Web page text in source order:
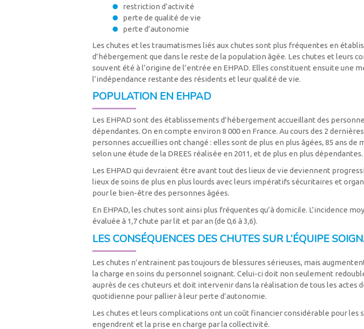
restriction d’activité
perte de qualité de vie
perte d’autonomie
Les chutes et les traumatismes liés aux chutes sont plus fréquentes en
d’hébergement que dans le reste de la population âgée. Les chutes et leurs
souvent été à l’origine de l’entrée en EHPAD. Elles constituent ensuite une
l’indépendance restante des résidents et leur qualité de vie.
POPULATION EN EHPAD
Les EHPAD sont des établissements d’hébergement accueillant des
dépendantes. On en compte environ 8 000 en France. Au cours des 2
personnes accueillies ont changé : elles sont de plus en plus âgées, 85 ans de
selon une étude de la DREES réalisée en 2011, et de plus en plus dépendantes.
Les EHPAD qui devraient être avant tout des lieux de vie deviennent
lieux de soins de plus en plus lourds avec leurs impératifs sécuritaires et
pour le bien-être des personnes âgées.
En EHPAD, les chutes sont ainsi plus fréquentes qu’à domicile. L’incidence
évaluée à 1,7 chute par lit et par an (de 0,6 à 3,6).
LES CONSÉQUENCES DES CHUTES SUR L’ÉQUIPE
Les chutes n’entrainent pas toujours de blessures sérieuses, mais
la charge en soins du personnel soignant. Celui-ci doit non seulement
auprès de ces chuteurs et doit intervenir dans la réalisation de tous les actes
quotidienne pour pallier à leur perte d’autonomie.
Les chutes et leurs complications ont un coût financier considérable pour les
engendrent et la prise en charge par la collectivité.